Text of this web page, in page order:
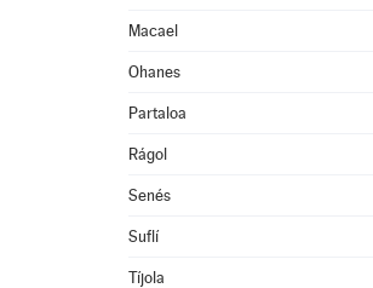
Macael
Ohanes
Partaloa
Rágol
Senés
Suflí
Tíjola